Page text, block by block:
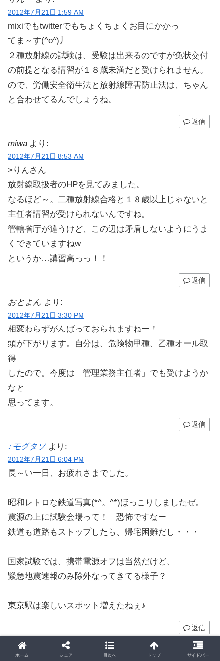
2012年7月21日 1:59 AM
mixiでもtwitterでもちょくちょくお目にかかっ
てま～す(^o^)丿
２種放射線の試験は、受験は出来るのですが免状交付
の前提となる講習が１８歳未満だと受けられません。
ので、労働安全衛生法と放射線障害防止法は、ちゃん
と合わせてるんでしょうね。
返信
miwa より:
2012年7月21日 8:53 AM
>りんさん
放射線取扱者のHPを見てみました。
なるほど～。二種放射線合格と１８歳以上じゃないと
主任者講習が受けられないんですね。
管轄省庁が違うけど、この辺は矛盾しないようにうま
くできていますねw
というか…講習高っっ！！
返信
おとよん より:
2012年7月21日 3:30 PM
相変わらずがんばっておられますねー！
頭が下がります。自分は、危険物甲種、乙種オール取
得
したので。今度は「管理業務主任者」でも受けようか
なと
思ってます。
返信
♪モグタソ より:
2012年7月21日 6:04 PM
長～い一日、お疲れさまでした。
昭和レトロな鉄道写真(*^。^*)ほっこりしましたぜ。
震源の上に試験会場って！ 恐怖ですなー
鉄道も道路もストップしたら、帰宅困難だし・・・
国家試験では、携帯電源オフは当然だけど、
緊急地震速報のみ除外なってきてる様子？
東京駅は楽しいスポット増えたねぇ♪
返信
miwa
ホーム シェア 目次へ トップ サイドバー